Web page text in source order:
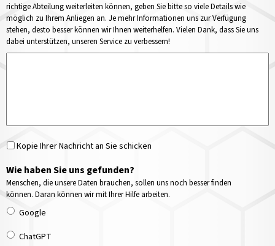
richtige Abteilung weiterleiten können, geben Sie bitte so viele Details wie
möglich zu Ihrem Anliegen an. Je mehr Informationen uns zur Verfügung
stehen, desto besser können wir Ihnen weiterhelfen. Vielen Dank, dass Sie uns
dabei unterstützen, unseren Service zu verbessern!
Kopie Ihrer Nachricht an Sie schicken
Wie haben Sie uns gefunden?
Menschen, die unsere Daten brauchen, sollen uns noch besser finden
können. Daran können wir mit Ihrer Hilfe arbeiten.
Google
ChatGPT